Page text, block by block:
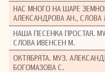
НАС МНОГО НА ШАРЕ
АЛЕКСАНДРОВА АН., СЛОВА
НАША ПЕСЕНКА ПРОСТАЯ.
СЛОВА ИВЕНСЕН М.
ОКТЯБРЯТА. МУЗ.
БОГОМАЗОВА С.